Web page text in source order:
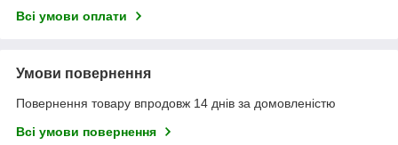
Всі умови оплати
Умови повернення
Повернення товару впродовж 14 днів за домовленістю
Всі умови повернення